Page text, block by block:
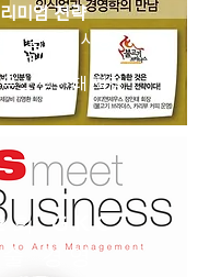
미엄 전략
김영환 사장
해외 수출
스 정인태 회장
회 GKC
경영